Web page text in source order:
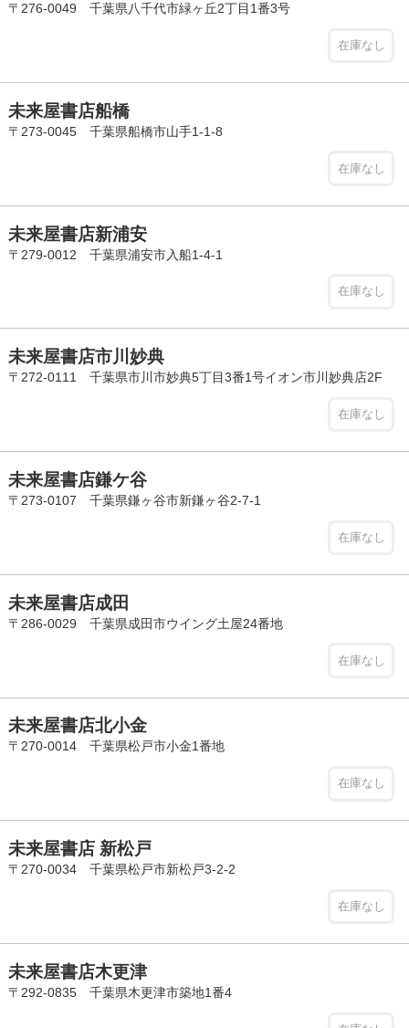
〒276-0049 千葉県八千代市緑ヶ丘2丁目1番3号
在庫なし
未来屋書店船橋
〒273-0045 千葉県船橋市山手1-1-8
在庫なし
未来屋書店新浦安
〒279-0012 千葉県浦安市入船1-4-1
在庫なし
未来屋書店市川妙典
〒272-0111 千葉県市川市妙典5丁目3番1号イオン市川妙典店2F
在庫なし
未来屋書店鎌ケ谷
〒273-0107 千葉県鎌ヶ谷市新鎌ヶ谷2-7-1
在庫なし
未来屋書店成田
〒286-0029 千葉県成田市ウイング土屋24番地
在庫なし
未来屋書店北小金
〒270-0014 千葉県松戸市小金1番地
在庫なし
未来屋書店 新松戸
〒270-0034 千葉県松戸市新松戸3-2-2
在庫なし
未来屋書店木更津
〒292-0835 千葉県木更津市築地1番4